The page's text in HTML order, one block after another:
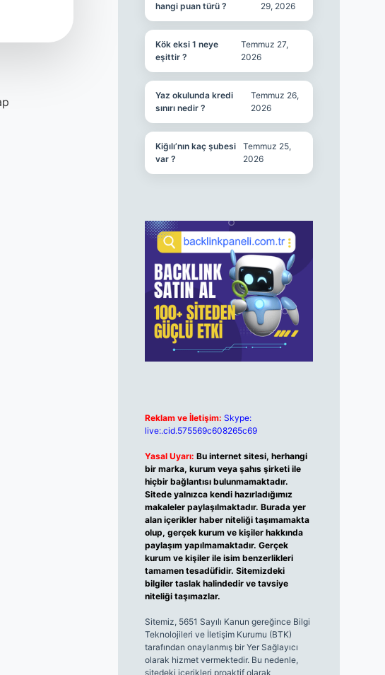
hangi puan türü ?
29, 2026
Kök eksi 1 neye
eşittir ?
Temmuz 27,
2026
Yaz okulunda kredi
sınırı nedir ?
Temmuz 26,
2026
Kiğılı’nın kaç şubesi
var ?
Temmuz 25,
2026
Reklam ve İletişim: Skype:
live:.cid.575569c608265c69
Yasal Uyarı: Bu internet sitesi, herhangi
bir marka, kurum veya şahıs şirketi ile
hiçbir bağlantısı bulunmamaktadır.
Sitede yalnızca kendi hazırladığımız
makaleler paylaşılmaktadır. Burada yer
alan içerikler haber niteliği taşımamakta
olup, gerçek kurum ve kişiler hakkında
paylaşım yapılmamaktadır. Gerçek
kurum ve kişiler ile isim benzerlikleri
tamamen tesadüfidir. Sitemizdeki
bilgiler taslak halindedir ve tavsiye
niteliği taşımazlar.
Sitemiz, 5651 Sayılı Kanun gereğince Bilgi
Teknolojileri ve İletişim Kurumu (BTK)
tarafından onaylanmış bir Yer Sağlayıcı
olarak hizmet vermektedir. Bu nedenle,
sitedeki içerikleri proaktif olarak